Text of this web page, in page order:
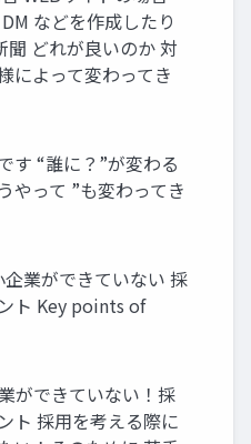
などを作成したり
聞 どれが良いのか 対
によって変わってき
す “誰に？”が変わる
やって ”も変わってき
業ができていない 採
ト Key points of
ができていない！採
ト 採用を考える際に